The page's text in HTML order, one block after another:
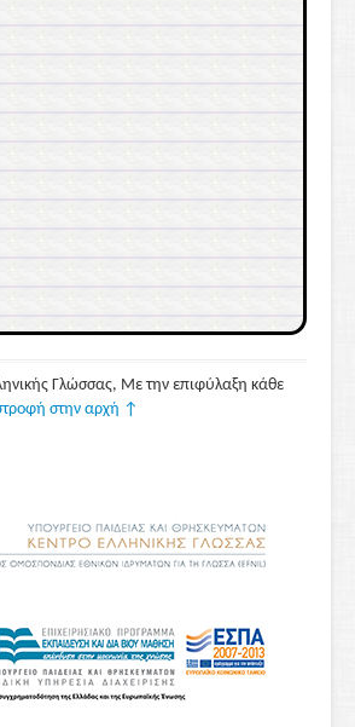
Γλώσσας, Με την επιφύλαξη κάθε
στην αρχή ↑